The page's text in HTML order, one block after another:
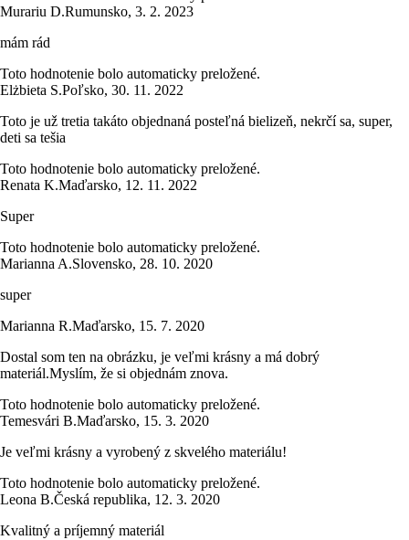
Murariu D.Rumunsko, 3. 2. 2023
mám rád
Toto hodnotenie bolo automaticky preložené.
Elżbieta S.Poľsko, 30. 11. 2022
Toto je už tretia takáto objednaná posteľná bielizeň, nekrčí sa, super,
deti sa tešia
Toto hodnotenie bolo automaticky preložené.
Renata K.Maďarsko, 12. 11. 2022
Super
Toto hodnotenie bolo automaticky preložené.
Marianna A.Slovensko, 28. 10. 2020
super
Marianna R.Maďarsko, 15. 7. 2020
Dostal som ten na obrázku, je veľmi krásny a má dobrý
materiál.Myslím, že si objednám znova.
Toto hodnotenie bolo automaticky preložené.
Temesvári B.Maďarsko, 15. 3. 2020
Je veľmi krásny a vyrobený z skvelého materiálu!
Toto hodnotenie bolo automaticky preložené.
Leona B.Česká republika, 12. 3. 2020
Kvalitný a príjemný materiál